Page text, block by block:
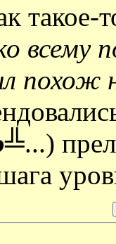
такое-
всему
похож
...)